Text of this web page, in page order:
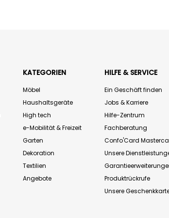
KATEGORIEN
Möbel
Haushaltsgeräte
High tech
e-Mobilität & Freizeit
Garten
Dekoration
Textilien
Angebote
HILFE & SERVICE
Ein Geschäft finden
Jobs & Karriere
Hilfe-Zentrum
Fachberatung
Confo'Card
Unsere
Produktrückrufe
Unsere